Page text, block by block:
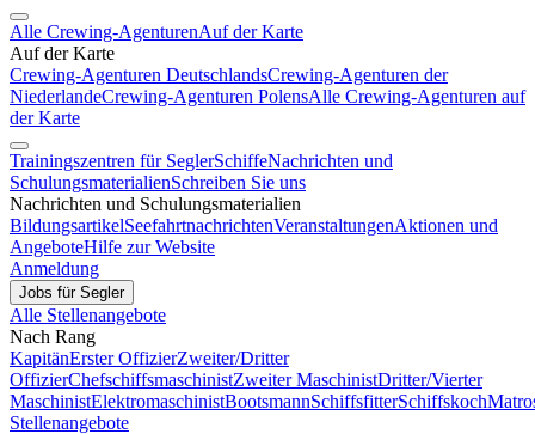
Alle Crewing-AgenturenAuf der Karte
Auf der Karte
Crewing-Agenturen DeutschlandsCrewing-Agenturen der
NiederlandeCrewing-Agenturen PolensAlle Crewing-Agenturen auf
der Karte
Trainingszentren für SeglerSchiffeNachrichten und
SchulungsmaterialienSchreiben Sie uns
Nachrichten und Schulungsmaterialien
BildungsartikelSeefahrtnachrichtenVeranstaltungenAktionen und
AngeboteHilfe zur Website
Anmeldung
Jobs für Segler
Alle Stellenangebote
Nach Rang
KapitänErster OffizierZweiter/Dritter
OffizierChefschiffsmaschinistZweiter MaschinistDritter/Vierter
MaschinistElektromaschinistBootsmannSchiffsfitterSchiffskoch
Stellenangebote